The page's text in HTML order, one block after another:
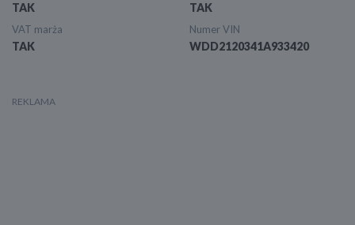
TAK TAK
VAT marża
TAK
Numer VIN
WDD2120341A933420